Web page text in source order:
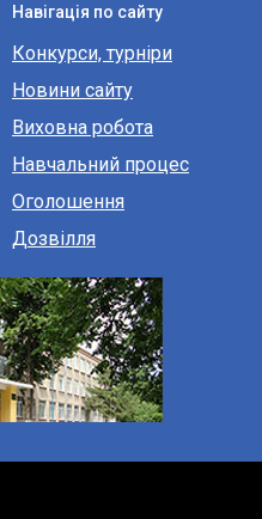
Навігація по сайту
Конкурси, турніри
Новини сайту
Виховна робота
Навчальний процес
Оголошення
Дозвілля